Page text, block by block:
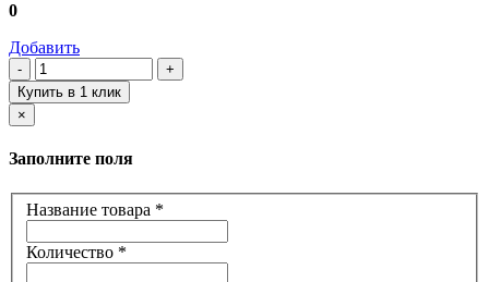
0
Добавить
Купить в 1 клик
×
Заполните поля
Название товара *
Количество *